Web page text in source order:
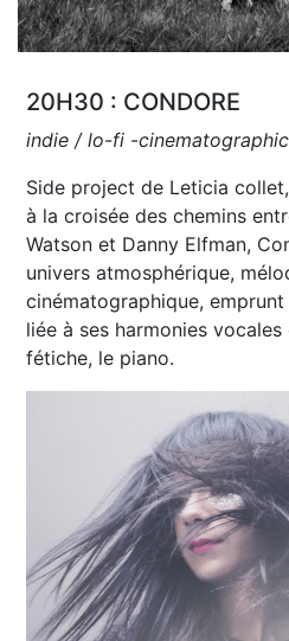
20H30 : CONDORE
indie / lo-fi -
Side project de Leticia
à la croisée des chemins
Watson et Danny Elfman,
univers atmosphérique,
cinématographique,
liée à ses harmonies
fétiche, le piano.